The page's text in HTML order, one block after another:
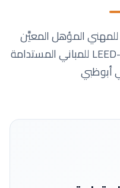
للمهني المؤهل المعيَّن
وقدرة الاعتماد المزدوج إستدامة-LEED للمباني المستدامة
أبوظبي